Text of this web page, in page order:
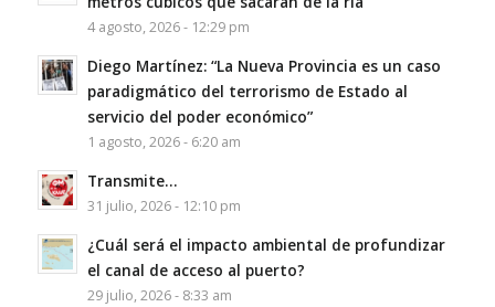
4 agosto, 2026 - 12:29 pm
Diego Martínez: “La Nueva Provincia es un caso
paradigmático del terrorismo de Estado al
servicio del poder económico”
1 agosto, 2026 - 6:20 am
Transmite…
31 julio, 2026 - 12:10 pm
¿Cuál será el impacto ambiental de profundizar
el canal de acceso al puerto?
29 julio, 2026 - 8:33 am